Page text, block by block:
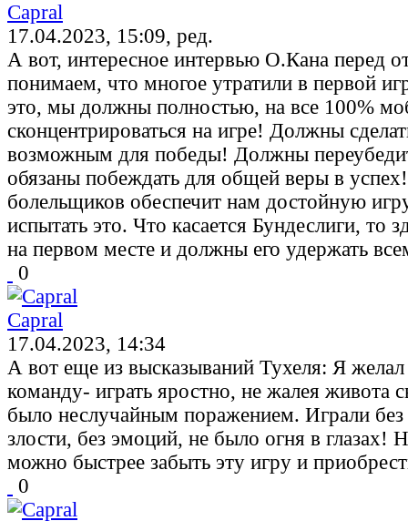
Capral
17.04.2023, 15:09, ред.
А вот, интересное интервью О.Кана перед
понимаем, что многое утратили в первой
это, мы должны полностью, на все 100%
сконцентрироваться на игре! Должны
возможным для победы! Должны
обязаны побеждать для общей веры в
болельщиков обеспечит нам достойную
испытать это. Что касается Бундеслиги, то
на первом месте и должны его удержать
0
Capral
17.04.2023, 14:34
А вот еще из высказываний Тухеля: Я желал
команду- играть яростно, не жалея живота
было неслучайным поражением. Играли без
злости, без эмоций, не было огня в глазах!
можно быстрее забыть эту игру и
0